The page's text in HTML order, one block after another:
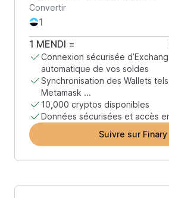
Convertir
1 MENDI =
Connexion sécurisée
automatique de vos soldes
Synchronisation des Wallets
Metamask ...
10,000 cryptos disponibles
Données sécurisées et accès
Suivre sur Finary